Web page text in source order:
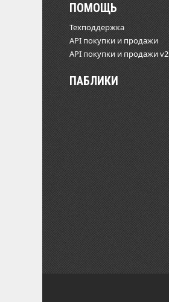
ПОМОЩЬ
Техподдержка
API покупки и продажи
API покупки и продажи v2
ПАБЛИКИ